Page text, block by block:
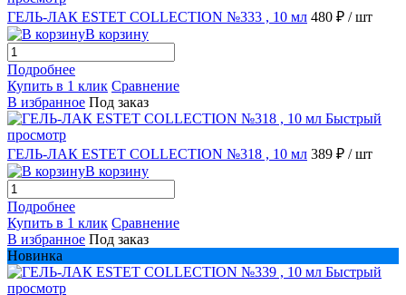
ГЕЛЬ-ЛАК ESTET COLLECTION №333 , 10 мл 480 ₽ / шт
В корзину
Подробнее
Купить в 1 клик Сравнение
В избранное Под заказ
Быстрый
просмотр
ГЕЛЬ-ЛАК ESTET COLLECTION №318 , 10 мл 389 ₽ / шт
В корзину
Подробнее
Купить в 1 клик Сравнение
В избранное Под заказ
Новинка
Быстрый
просмотр